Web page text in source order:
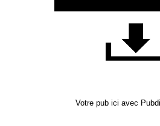
Votre pub ici avec